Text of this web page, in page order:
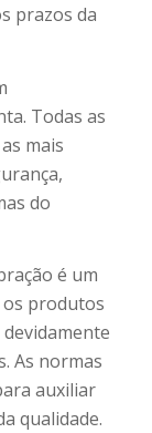
prazos da
Todas as
mais
do
é um
produtos
As normas
auxiliar
qualidade.